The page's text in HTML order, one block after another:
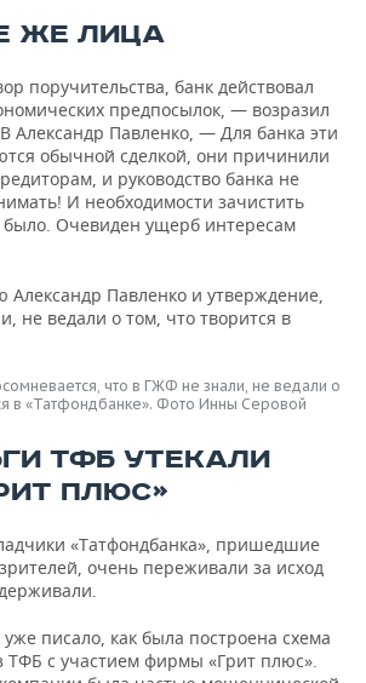
ЖЕ ЛИЦА
поручительства, банк действовал
предпосылок, — возразил
Александр Павленко, — Для банка эти
обычной сделкой, они причинили
и руководство банка не
И необходимости зачистить
было. Очевиден ущерб интересам
Александр Павленко и утверждение,
не ведали о том, что творится в
что в ГЖФ не знали, не ведали о
в «Татфондбанке». Фото Инны Серовой
ТФБ УТЕКАЛИ
ПЛЮС»
«Татфондбанка», пришедшие
очень переживали за исход
писало, как была построена схема
ТФБ с участием фирмы «Грит плюс».